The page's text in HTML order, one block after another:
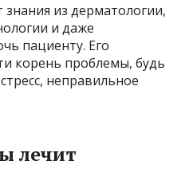
знания из дерматологии,
и даже
пациенту. Его
корень проблемы, будь
неправильное
лечит